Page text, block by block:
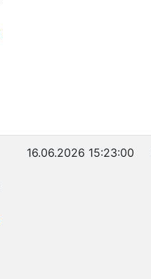
16.06.2026 15:23:00